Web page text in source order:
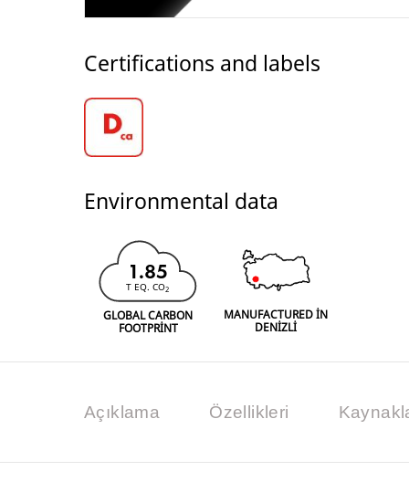
Certifications and labels
Environmental data
1.85
T EQ. CO2
GLOBAL CARBON
FOOTPRINT
MANUFACTURED IN
DENIZLI
Açıklama Özellikleri